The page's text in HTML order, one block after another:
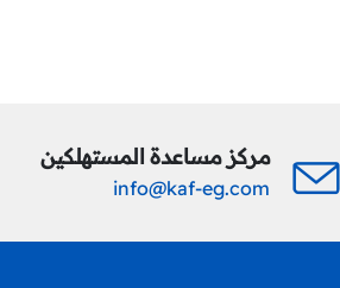
مركز مساعدة المستهلكين
info@kaf-eg.com